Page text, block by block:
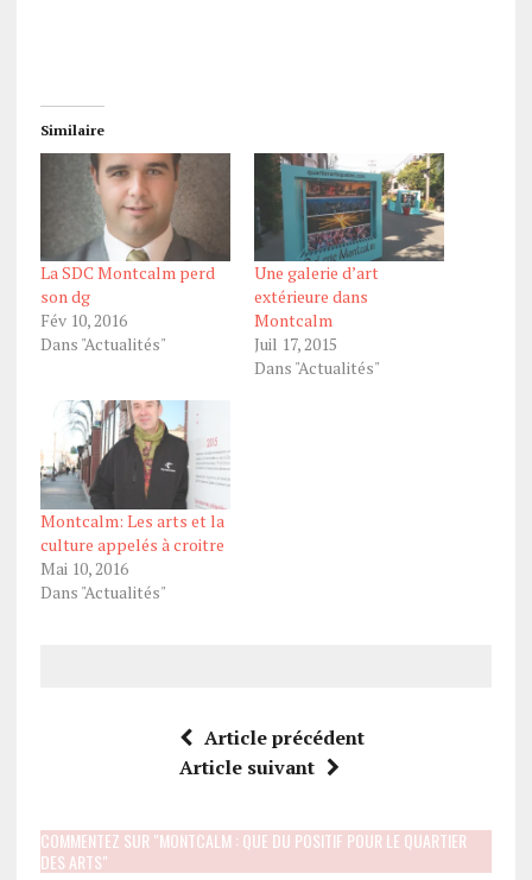
Similaire
La SDC Montcalm perd
son dg
Fév 10, 2016
Dans "Actualités"
Une galerie d’art
extérieure dans
Montcalm
Juil 17, 2015
Dans "Actualités"
Montcalm: Les arts et la
culture appelés à croitre
Mai 10, 2016
Dans "Actualités"
Article précédent
Article suivant
COMMENTEZ SUR "MONTCALM : QUE DU POSITIF POUR LE QUARTIER
DES ARTS"